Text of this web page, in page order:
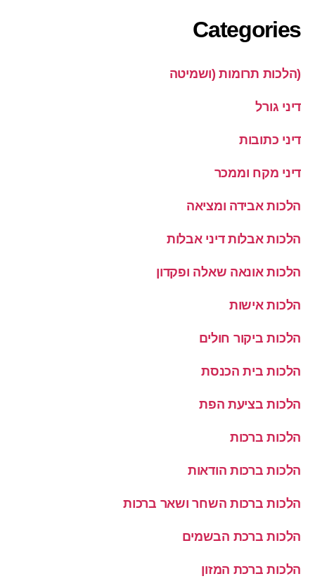
Categories
(הלכות תרומות (ושמיטה
דיני גורל
דיני כתובות
דיני מקח וממכר
הלכות אבידה ומציאה
הלכות אבלות דיני אבלות
הלכות אונאה שאלה ופקדון
הלכות אישות
הלכות ביקור חולים
הלכות בית הכנסת
הלכות בציעת הפת
הלכות ברכות
הלכות ברכות הודאות
הלכות ברכות השחר ושאר ברכות
הלכות ברכת הבשמים
הלכות ברכת המזון